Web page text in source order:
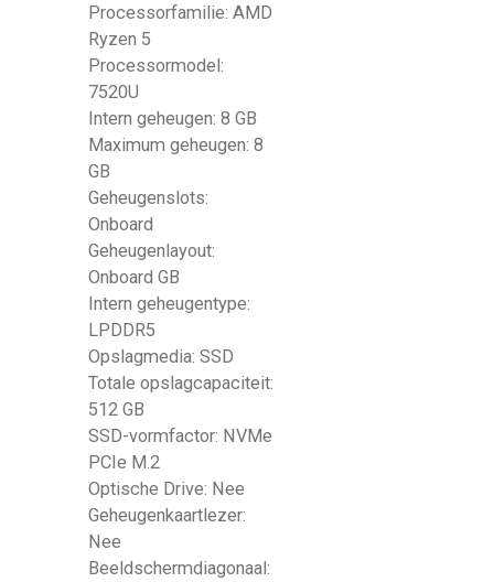
Processorfamilie: AMD
Ryzen 5
Processormodel:
7520U
Intern geheugen: 8 GB
Maximum geheugen: 8
GB
Geheugenslots:
Onboard
Geheugenlayout:
Onboard GB
Intern geheugentype:
LPDDR5
Opslagmedia: SSD
Totale opslagcapaciteit:
512 GB
SSD-vormfactor: NVMe
PCIe M.2
Optische Drive: Nee
Geheugenkaartlezer:
Nee
Beeldschermdiagonaal: